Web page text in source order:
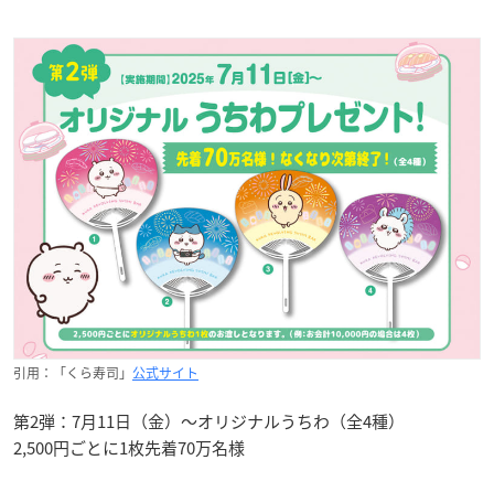
引用：「くら寿司」 公式サイト
第2弾：7月11日（金）～オリジナルうちわ（全4種）
2,500円ごとに1枚先着70万名様